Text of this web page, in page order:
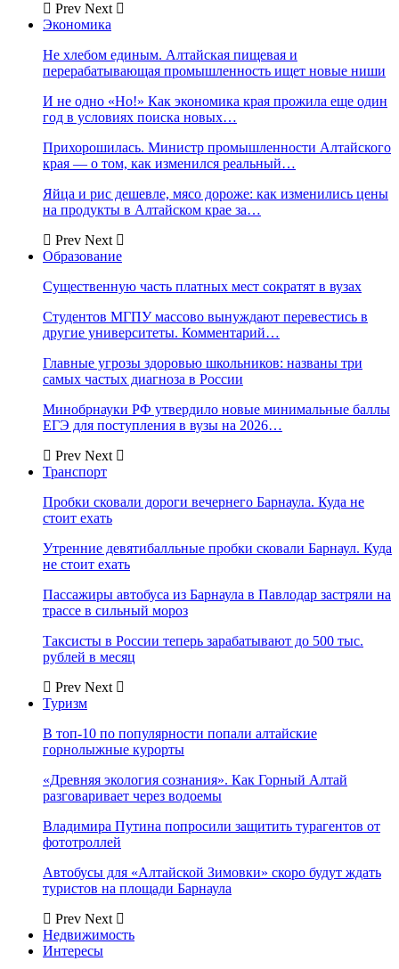
Prev Next
Экономика
Не хлебом единым. Алтайская пищевая и
перерабатывающая промышленность ищет новые ниши
И не одно «Но!» Как экономика края прожила еще один
год в условиях поиска новых…
Прихорошилась. Министр промышленности Алтайского
края — о том, как изменился реальный…
Яйца и рис дешевле, мясо дороже: как изменились цены
на продукты в Алтайском крае за…
Prev Next
Образование
Существенную часть платных мест сократят в вузах
Студентов МГПУ массово вынуждают перевестись в
другие университеты. Комментарий…
Главные угрозы здоровью школьников: названы три
самых частых диагноза в России
Минобрнауки РФ утвердило новые минимальные баллы
ЕГЭ для поступления в вузы на 2026…
Prev Next
Транспорт
Пробки сковали дороги вечернего Барнаула. Куда не
стоит ехать
Утренние девятибалльные пробки сковали Барнаул. Куда
не стоит ехать
Пассажиры автобуса из Барнаула в Павлодар застряли на
трассе в сильный мороз
Таксисты в России теперь зарабатывают до 500 тыс.
рублей в месяц
Prev Next
Туризм
В топ-10 по популярности попали алтайские
горнолыжные курорты
«Древняя экология сознания». Как Горный Алтай
разговаривает через водоемы
Владимира Путина попросили защитить турагентов от
фототроллей
Автобусы для «Алтайской Зимовки» скоро будут ждать
туристов на площади Барнаула
Prev Next
Недвижимость
Интересы